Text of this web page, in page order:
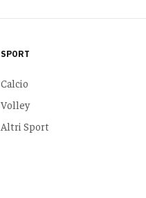
SPORT
Calcio
Volley
Altri Sport